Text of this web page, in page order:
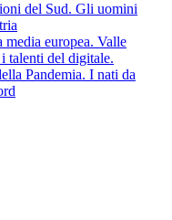
del Sud. Gli uomini
europea. Valle
talenti del digitale.
Pandemia. I nati da